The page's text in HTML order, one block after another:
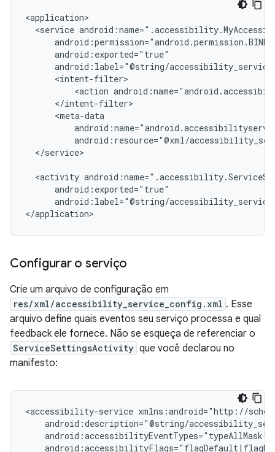
<service
<action
android:resource="@xml/
</service>
<activity
android:label="@string/
</application>
Configurar o serviço
Crie um arquivo de configuração em
res/xml/accessibility_service_config.xml . Esse
arquivo define quais eventos seu serviço processa e qual
feedback ele fornece. Não se esqueça de referenciar o
ServiceSettingsActivity que você declarou no
manifesto:
<accessibility-service